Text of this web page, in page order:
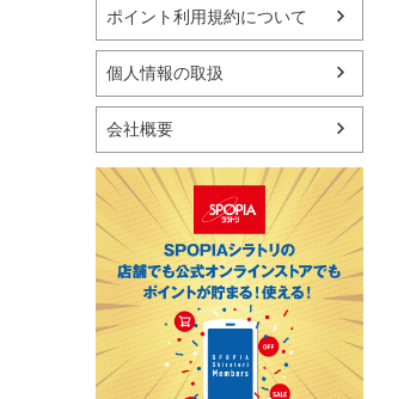
野球・ソフトボール
ゴルフ
卓球用品
バッグ・サングラス
ハンドボール用品
ラグビー用品
グランドゴルフ
ポイント利用規約について
個人情報の取扱
会社概要